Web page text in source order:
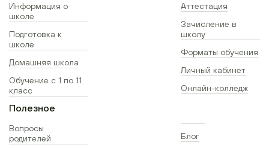
Информация о
школе
Подготовка к
школе
Домашняя школа
Обучение с 1 по 11
класс
Аттестация
Зачисление в
школу
Форматы обучения
Личный кабинет
Онлайн-колледж
Полезное
Вопросы
родителей
Блог